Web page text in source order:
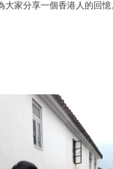
家分享一個香港人的回憶